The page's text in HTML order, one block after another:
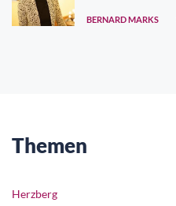
BERNARD MARKS
Themen
Herzberg